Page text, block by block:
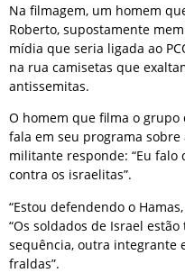
Na filmagem, um homem
Roberto, supostamente
mídia que seria ligada ao
na rua camisetas que
antissemitas.
O homem que filma o
fala em seu programa
militante responde: “Eu falo
contra os israelitas”.
“Estou defendendo o
“Os soldados de Israel
sequência, outra integrante
fraldas”.